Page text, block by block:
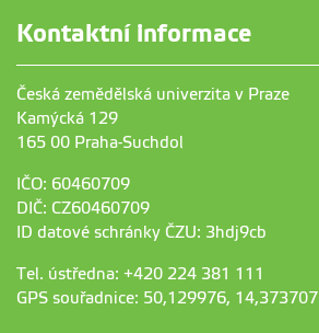
Kontaktní informace
Česká zemědělská univerzita v Praze
Kamýcká 129
165 00 Praha-Suchdol
IČO: 60460709
DIČ: CZ60460709
ID datové schránky ČZU: 3hdj9cb
Tel. ústředna: +420 224 381 111
GPS souřadnice: 50,129976, 14,373707